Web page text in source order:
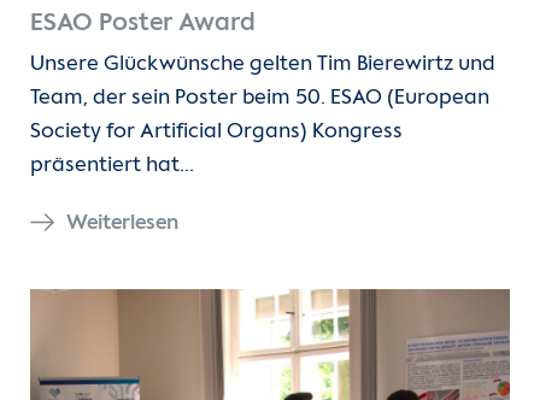
ESAO Poster Award
Unsere Glückwünsche gelten Tim Bierewirtz und
Team, der sein Poster beim 50. ESAO (European
Society for Artificial Organs) Kongress
präsentiert hat…
Weiterlesen